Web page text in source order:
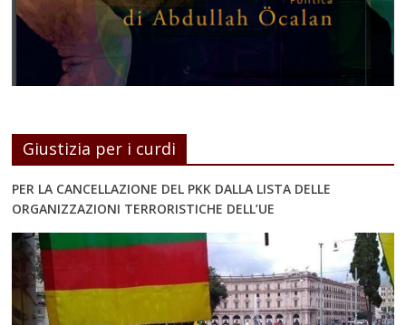
Giustizia per i curdi
PER LA CANCELLAZIONE DEL PKK DALLA LISTA DELLE
ORGANIZZAZIONI TERRORISTICHE DELL’UE